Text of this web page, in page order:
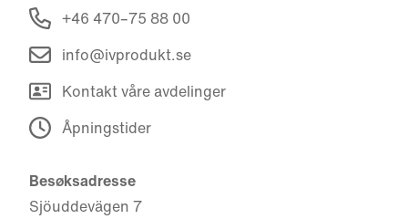
+46 470–75 88 00
info@ivprodukt.se
Kontakt våre avdelinger
Åpningstider
Besøksadresse
Sjöuddevägen 7